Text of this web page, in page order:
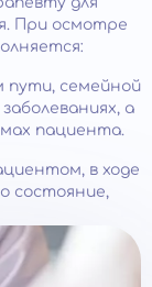
При осмотре
пути, семейной
а
пациента.
в ходе
состояние,